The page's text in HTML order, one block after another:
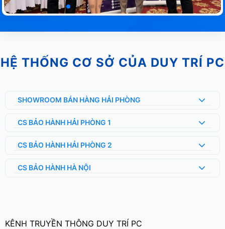
HỆ THỐNG CƠ SỞ CỦA DUY TRÍ PC
SHOWROOM BÁN HÀNG HẢI PHÒNG
CS BẢO HÀNH HẢI PHÒNG 1
CS BẢO HÀNH HẢI PHÒNG 2
CS BẢO HÀNH HÀ NỘI
KÊNH TRUYỀN THÔNG DUY TRÍ PC